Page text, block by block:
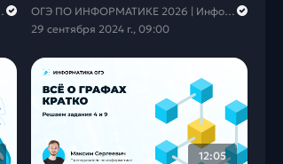
29 сентября 2024 г., 09:00
12:05